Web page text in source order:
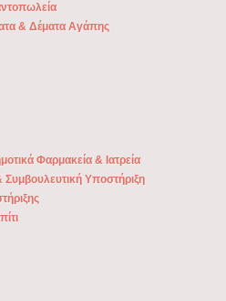
& Δέματα Αγάπης
Φαρμακεία & Ιατρεία
Υποστήριξη